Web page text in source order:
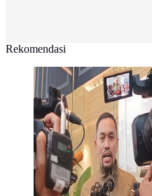
Rekomendasi